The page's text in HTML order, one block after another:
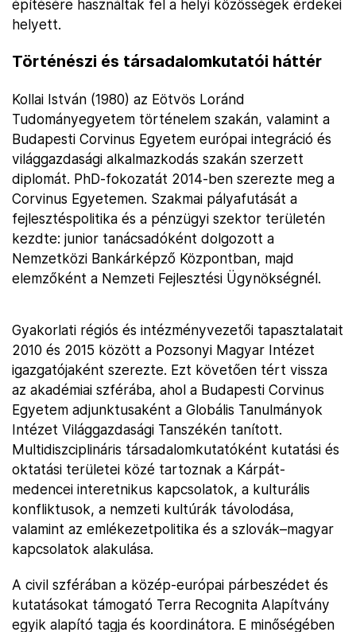
építésére használtak fel a helyi közösségek érdekei
helyett.
Történészi és társadalomkutatói háttér
Kollai István (1980) az Eötvös Loránd
Tudományegyetem történelem szakán, valamint a
Budapesti Corvinus Egyetem európai integráció és
világgazdasági alkalmazkodás szakán szerzett
diplomát. PhD-fokozatát 2014-ben szerezte meg a
Corvinus Egyetemen. Szakmai pályafutását a
fejlesztéspolitika és a pénzügyi szektor területén
kezdte: junior tanácsadóként dolgozott a
Nemzetközi Bankárképző Központban, majd
elemzőként a Nemzeti Fejlesztési Ügynökségnél.
Gyakorlati régiós és intézményvezetői tapasztalatait
2010 és 2015 között a Pozsonyi Magyar Intézet
igazgatójaként szerezte. Ezt követően tért vissza
az akadémiai szférába, ahol a Budapesti Corvinus
Egyetem adjunktusaként a Globális Tanulmányok
Intézet Világgazdasági Tanszékén tanított.
Multidiszciplináris társadalomkutatóként kutatási és
oktatási területei közé tartoznak a Kárpát-
medencei interetnikus kapcsolatok, a kulturális
konfliktusok, a nemzeti kultúrák távolodása,
valamint az emlékezetpolitika és a szlovák–magyar
kapcsolatok alakulása.
A civil szférában a közép-európai párbeszédet és
kutatásokat támogató Terra Recognita Alapítvány
egyik alapító tagja és koordinátora. E minőségében